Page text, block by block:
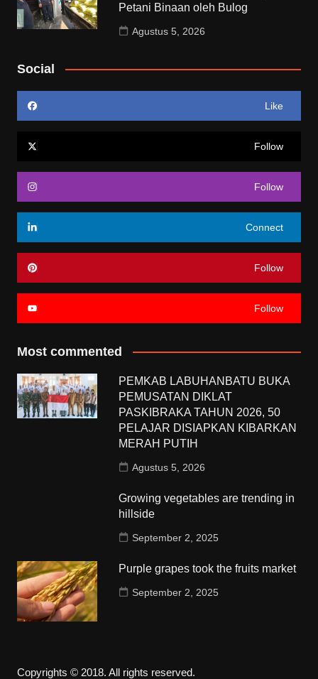
Petani Binaan oleh Bulog
Agustus 5, 2026
Social
Like
Follow
Follow
Connect
Follow
Follow
Most commented
PEMKAB LABUHANBATU BUKA
PEMUSATAN DIKLAT
PASKIBRAKA TAHUN 2026, 50
PELAJAR DISIAPKAN KIBARKAN
MERAH PUTIH
Agustus 5, 2026
Growing vegetables are trending in
hillside
September 2, 2025
Purple grapes took the fruits market
September 2, 2025
Copyrights © 2018. All rights reserved.